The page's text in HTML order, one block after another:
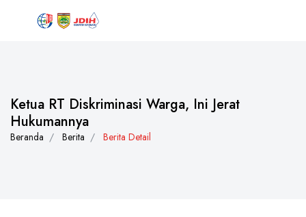
Ketua RT Diskriminasi Warga, Ini Jerat
Hukumannya
Beranda Berita Berita Detail